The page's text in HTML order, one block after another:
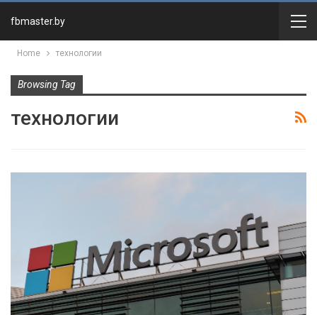
fbmaster.by
Home технологии
Browsing Tag
технологии